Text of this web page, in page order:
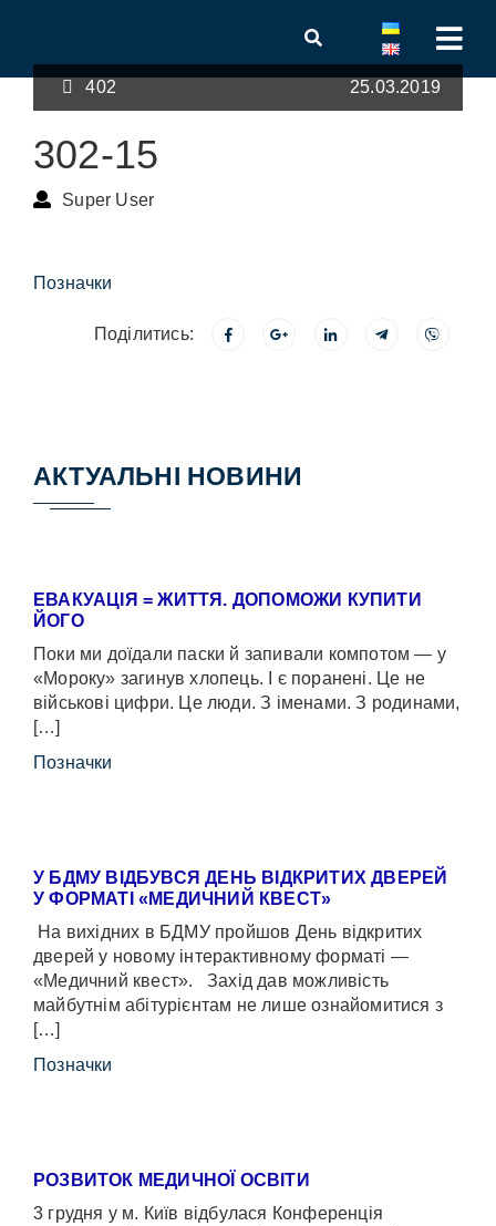
402 25.03.2019
302-15
Super User
Позначки
Поділитись:
АКТУАЛЬНІ НОВИНИ
ЕВАКУАЦІЯ = ЖИТТЯ. ДОПОМОЖИ КУПИТИ
ЙОГО
Поки ми доїдали паски й запивали компотом — у
«Мороку» загинув хлопець. І є поранені. Це не
військові цифри. Це люди. З іменами. З родинами,
[…]
Позначки
У БДМУ ВІДБУВСЯ ДЕНЬ ВІДКРИТИХ ДВЕРЕЙ
У ФОРМАТІ «МЕДИЧНИЙ КВЕСТ»
На вихідних в БДМУ пройшов День відкритих
дверей у новому інтерактивному форматі —
«Медичний квест». Захід дав можливість
майбутнім абітурієнтам не лише ознайомитися з
[…]
Позначки
РОЗВИТОК МЕДИЧНОЇ ОСВІТИ
3 грудня у м. Київ відбулася Конференція